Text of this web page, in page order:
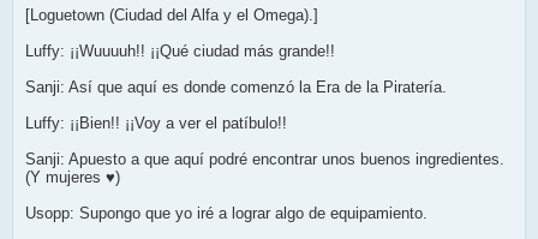
[Loguetown (Ciudad del Alfa y el Omega).]
Luffy: ¡¡Wuuuuh!! ¡¡Qué ciudad más grande!!
Sanji: Así que aquí es donde comenzó la Era de la Piratería.
Luffy: ¡¡Bien!! ¡¡Voy a ver el patíbulo!!
Sanji: Apuesto a que aquí podré encontrar unos buenos ingredientes.
(Y mujeres ♥)
Usopp: Supongo que yo iré a lograr algo de equipamiento.